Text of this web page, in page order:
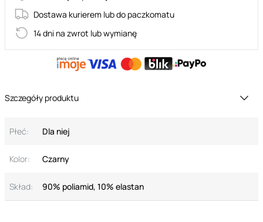
Dostawa kurierem lub do paczkomatu
14 dni na zwrot lub wymianę
Szczegóły produktu
Płeć: Dla niej
Kolor: Czarny
Skład: 90% poliamid, 10% elastan